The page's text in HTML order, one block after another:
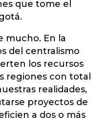
que tome el
mucho. En la
del centralismo
los recursos
regiones con total
realidades,
proyectos de
a dos o más